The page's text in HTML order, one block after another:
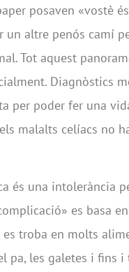
posaven «vostè
un altre penós camí
Tot aquest
Diagnòstics
per poder fer una
malalts celíacs no
és una intolerància
es basa
troba en molts
pa, les galetes i fins i